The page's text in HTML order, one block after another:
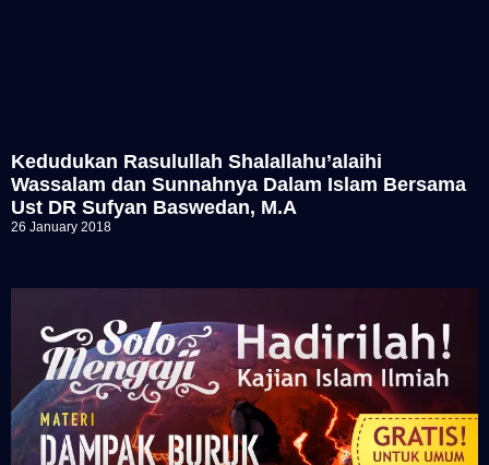
Kedudukan Rasulullah Shalallahu’alaihi
Wassalam dan Sunnahnya Dalam Islam Bersama
Ust DR Sufyan Baswedan, M.A
26 January 2018